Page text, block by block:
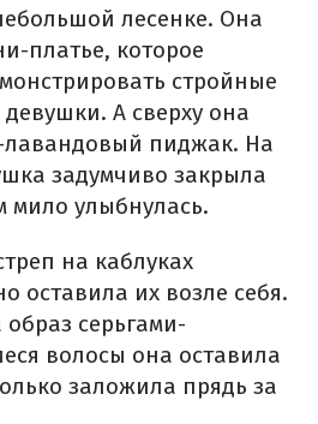
лесенке. Она
платье, которое
стройные
А сверху она
пиджак. На
задумчиво закрыла
мило улыбнулась.
на каблуках
оставила их возле себя.
серьгами-
волосы она оставила
заложила прядь за